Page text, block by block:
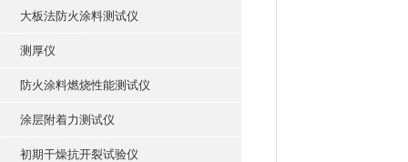
大板法防火涂料测试仪
测厚仪
防火涂料燃烧性能测试仪
涂层附着力测试仪
初期干燥抗开裂试验仪